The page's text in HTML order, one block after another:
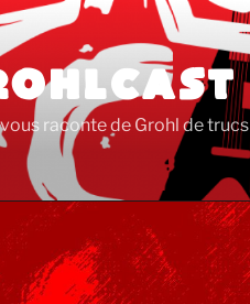
raconte de Grohl de trucs